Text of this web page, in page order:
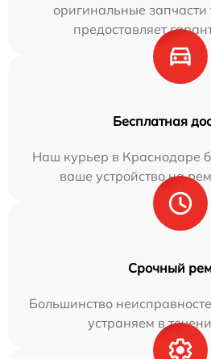
оригинальные запчасти
предоставляет
Бесплатная
Наш курьер в Краснодаре
ваше устройство на
Срочный
Большинство
устраняем в